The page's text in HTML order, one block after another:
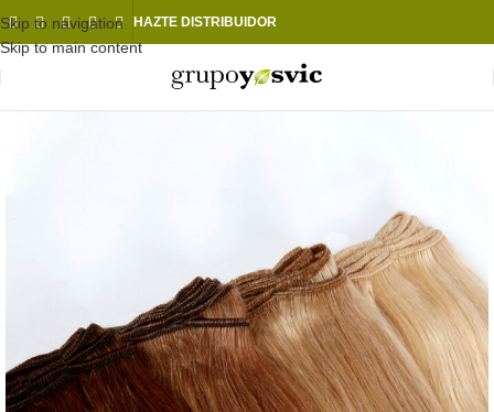
Skip to navigation
Skip to main content
HAZTE DISTRIBUIDOR